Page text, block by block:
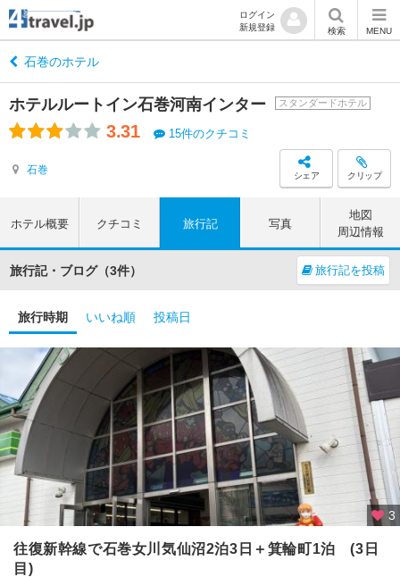
ログイン
新規登録
検索 MENU
石巻のホテル
ホテルルートイン石巻河南インター スタンダードホテル
3.31 15件のクチコミ
石巻 シェア クリップ
ホテル概要 クチコミ 旅行記 写真
地図
周辺情報
旅行記・ブログ（3件） 旅行記を投稿
旅行時期 いいね順 投稿日
3
往復新幹線で石巻女川気仙沼2泊3日＋箕輪町1泊 (3日
目)